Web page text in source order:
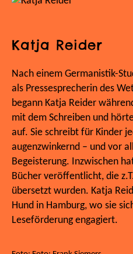
Katja Reider
Nach einem Germanistik-
als Pressesprecherin des
begann Katja Reider
mit dem Schreiben und
auf. Sie schreibt für Kinder
augenzwinkernd – und vor
Begeisterung. Inzwischen
Bücher veröffentlicht, die
übersetzt wurden. Katja
Hund in Hamburg, wo sie
Leseförderung engagiert.